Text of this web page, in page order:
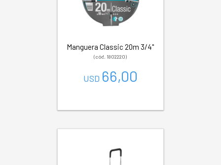
Manguera Classic 20m 3/4"
(cód. 1802220)
USD 66,00